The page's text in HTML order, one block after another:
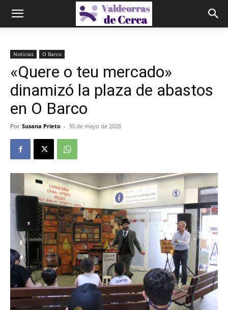
Noticias O Barco
«Quere o teu mercado»
dinamizó la plaza de abastos
en O Barco
Por Susana Prieto - 30 de mayo de 2026